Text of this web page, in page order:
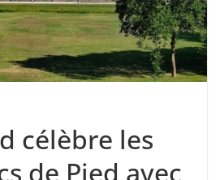
célèbre les
de Pied avec